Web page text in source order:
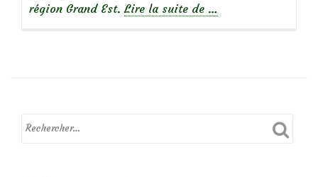
région Grand Est. Lire la suite de
Bollenberg,
collines
…